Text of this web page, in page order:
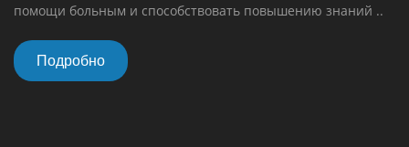
помощи больным и способствовать повышению знаний ..
Подробно